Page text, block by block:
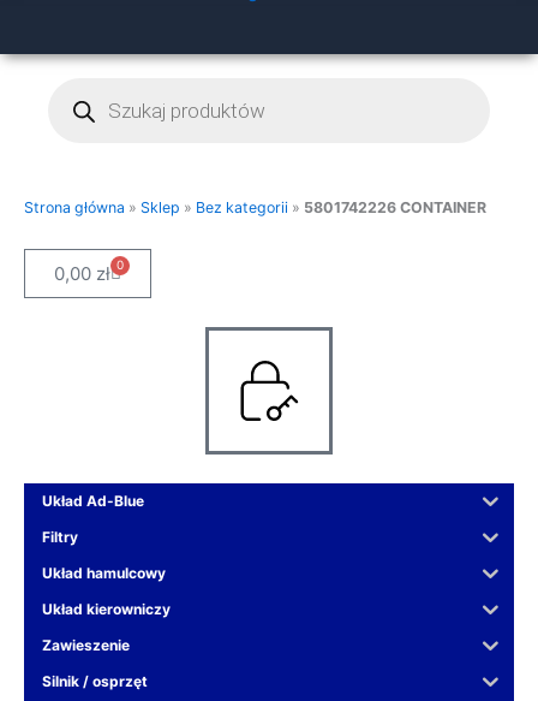
produktów
Strona główna » Sklep » Bez kategorii » 5801742226 CONTAINER
0,00 zł 0
Cart
Układ Ad-Blue
Filtry
Układ hamulcowy
Układ kierowniczy
Zawieszenie
Silnik / osprzęt